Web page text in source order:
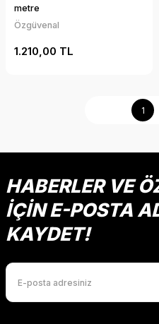
metre
Özgüvenal
1.210,00 TL
1
HABERLER VE
İÇİN E-POSTA
KAYDET!